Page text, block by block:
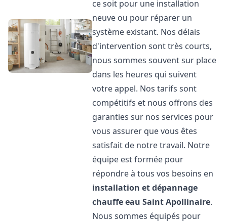
ce soit pour une installation
neuve ou pour réparer un
système existant. Nos délais
d'intervention sont très courts,
nous sommes souvent sur place
dans les heures qui suivent
votre appel. Nos tarifs sont
compétitifs et nous offrons des
garanties sur nos services pour
vous assurer que vous êtes
satisfait de notre travail. Notre
équipe est formée pour
répondre à tous vos besoins en
installation et dépannage
chauffe eau Saint Apollinaire.
Nous sommes équipés pour